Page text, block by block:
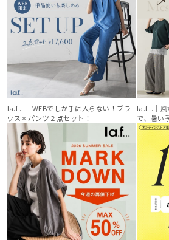
la.f...｜ WEBでしか手に入らない！ブラ
ウス×パンツ２点セット！
la.f...│風
で、暑い